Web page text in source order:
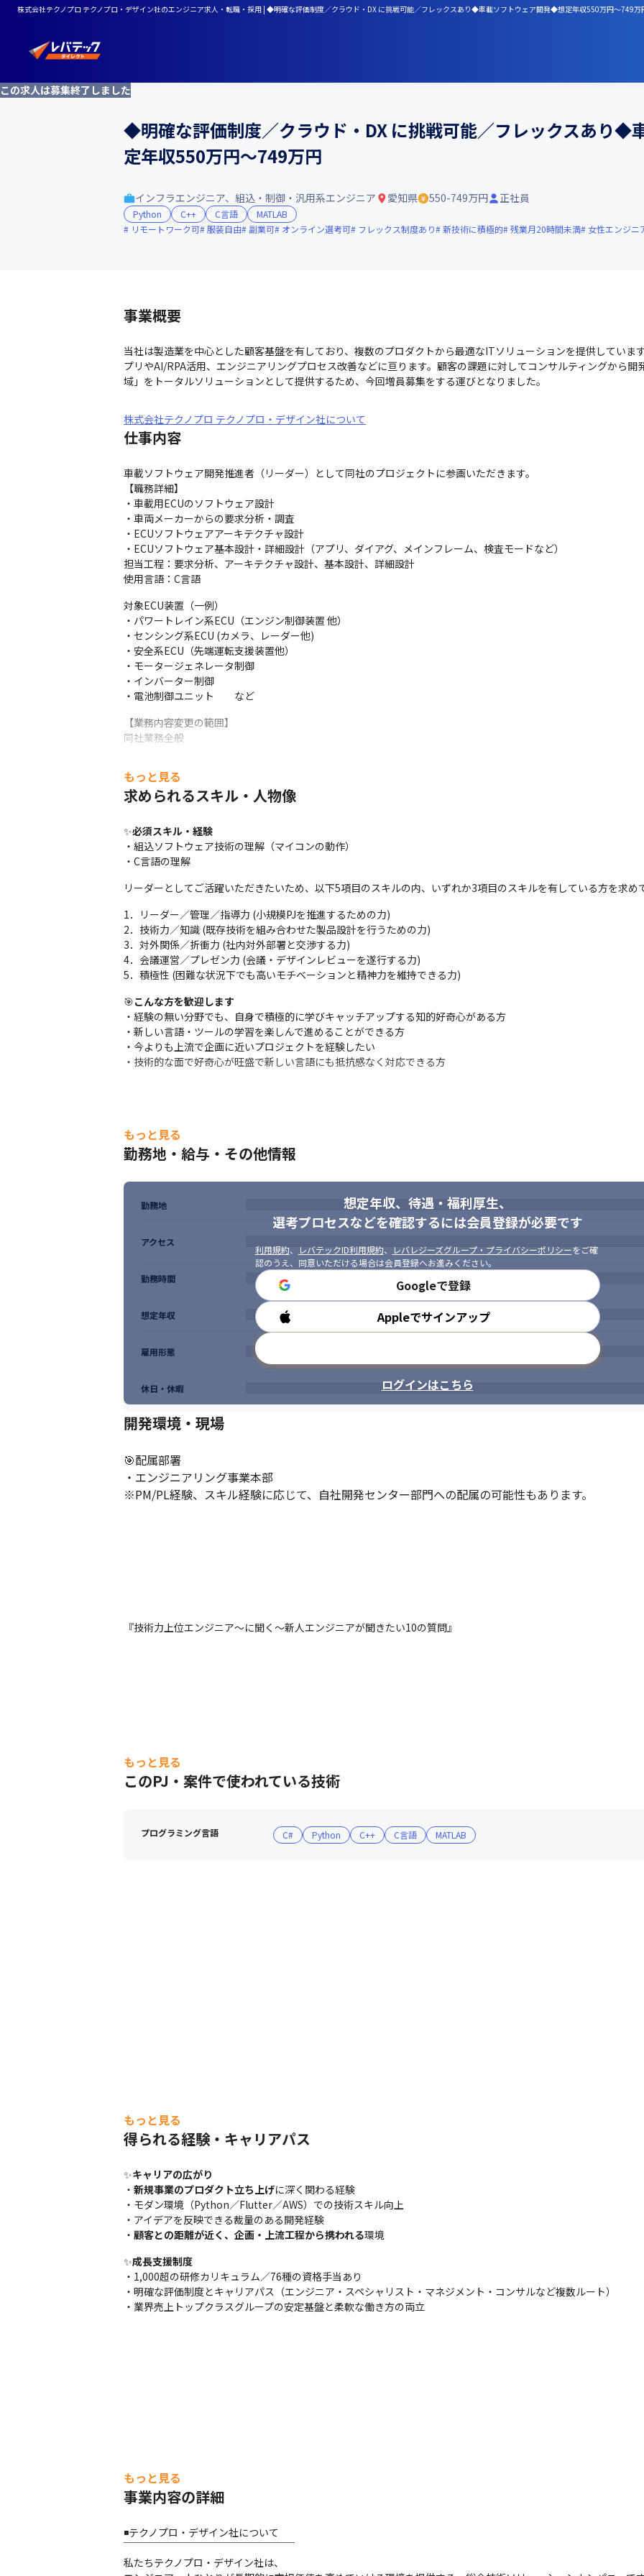
株式会社テクノプロ テクノプロ・デザイン社のエンジニア求人・転職・採用 | ◆明確な評価制度／クラウド・DX に挑戦可能／フレックスあり◆車載ソフトウェア開発◆想定年収550万円～749万
この求人は募集終了しました
◆明確な評価制度／クラウド・DX に挑戦可能／フレックスあり◆
定年収550万円～749万円
インフラエンジニア、組込・制御・汎用系エンジニア 愛知県 550-749万円 正社員
Python C++ C言語
MATLAB
リモートワーク可 服装自由 副業可 オンライン選考可 フレックス制度あり 新技術に積極的 残業月20時間未満 女性エンジニ
事業概要
当社は製造業を中心とした顧客基盤を有しており、複数のプロダクトから最適なITソリューションを提供していま
プリやAI/RPA活用、エンジニアリングプロセス改善などに亘ります。顧客の課題に対してコンサルティングから
域」をトータルソリューションとして提供するため、今回増員募集をする運びとなりました。
株式会社テクノプロ テクノプロ・デザイン社について
仕事内容
車載ソフトウェア開発推進者（リーダー）として同社のプロジェクトに参画いただきます。
【職務詳細】
・車載用ECUのソフトウェア設計
・車両メーカーからの要求分析・調査
・ECUソフトウェアアーキテクチャ設計
・ECUソフトウェア基本設計・詳細設計（アプリ、ダイアグ、メインフレーム、検査モードなど）
担当工程：要求分析、アーキテクチャ設計、基本設計、詳細設計
使用言語：C言語
対象ECU装置（一例）
・パワートレイン系ECU（エンジン制御装置 他）
・センシング系ECU (カメラ、レーダー他)
・安全系ECU（先端運転支援装置他）
・モータージェネレータ制御
・インバーター制御
・電池制御ユニット　　など
【業務内容変更の範囲】
同社業務全般
「10年後も最前線で戦えるキャリア」を実現できる環境があります
【キャリア起点で最適なマッチング】
単に空いている案件に人を当てはめるのではなく、「どんな技術者として成長したいか」というキャリア視点を起
要件定義・設計・検討といった上流工程に関わる機会も多く、言われた通りに手を動かすだけの業務に留まらず、
クト全体に影響を与える役割を担います。
【チーム環境だから、相談・レビューを通じて成長できる】
顧客先での業務においても、テクノプロ・デザイン社の社員がチームとして参画しています。
一人で現場に入り孤立することは少なく、日常的に技術相談やレビュー、ノウハウ共有が行われる環境です。
特定の会社や製品だけに閉じた経験ではなく、業界・技術領域の異なるプロジェクトに関わることで、どこでも通
ことができます。
【長期的にキャリアを築ける働きやすさ】
完全週休2日制、残業月平均10時間程度に加え、寮社宅制度やパパママ育児応援金制度など、ライフステージの変化
【いつでも次の成長を目指せる】
研修カリキュラムは1,000超。
当社は大手メーカー向けに技術者研修を行うほど、先端技術教育に力を入れています。
スキルアップ研修に加え、PM研修やプレゼン研修など100以上のプログラムを通じて、技術力だけでなく、役割を
評価は、「個人の取り組み」＋「顧客・営業・チームリーダーなどからの外部評価」を軸としたコンピテンシー評価
入社時の年収決定はもちろん、入社後の評価基準も明確。
★キャリアデザインアドバイザー制度：
専任の社員がメンターとなり、市場価値向上に向けてあなたをサポートします！
★自己実現委員会：
公募によって選ばれた社員に対し通常の予算や権限を越え、自己実現をサポートする制度です！
もっと見る
求められるスキル・人物像
✨必須スキル・経験
・組込ソフトウェア技術の理解（マイコンの動作）
・C言語の理解
リーダーとしてご活躍いただきたいため、以下5項目のスキルの内、いずれか3項目のスキルを有している方を求め
1．リーダー／管理／指導力 (小規模PJを推進するための力)
2．技術力／知識 (既存技術を組み合わせた製品設計を行うための力)
3．対外関係／折衝力 (社内対外部署と交渉する力)
4．会議運営／プレゼン力 (会議・デザインレビューを遂行する力)
5．積極性 (困難な状況下でも高いモチベーションと精神力を維持できる力)
🎯こんな方を歓迎します
・経験の無い分野でも、自身で積極的に学びキャッチアップする知的好奇心がある方
・新しい言語・ツールの学習を楽しんで進めることができる方
・今よりも上流で企画に近いプロジェクトを経験したい
・技術的な面で好奇心が旺盛で新しい言語にも抵抗感なく対応できる方
もっと見る
勤務地・給与・その他情報
想定年収、待遇・福利厚生、
選考プロセスなどを確認するには会員登録が必要です
利用規約、 レバテックID利用規約、 レバレジーズグループ・プライバシーポリシーをご確
認のうえ、同意いただける場合は会員登録へお進みください。
Googleで登録
Appleでサインアップ
ログインはこちら
勤務地
アクセス
勤務時間
想定年収
雇用形態
休日・休暇
開発環境・現場
🎯配属部署
・エンジニアリング事業本部
※PM/PL経験、スキル経験に応じて、自社開発センター部門への配属の可能性もあります。
『技術力上位エンジニア～に聞く～新人エンジニアが聞きたい10の質問』
もっと見る
このPJ・案件で使われている技術
プログラミング言語 C# Python C++ C言語 MATLAB
もっと見る
得られる経験・キャリアパス
✨キャリアの広がり
・ 新規事業のプロダクト立ち上げに深く関わる経験
・モダン環境（Python／Flutter／AWS）での技術スキル向上
・アイデアを反映できる裁量のある開発経験
・ 顧客との距離が近く、企画・上流工程から携われる環境
✨成長支援制度
・1,000超の研修カリキュラム／76種の資格手当あり
・明確な評価制度とキャリアパス（エンジニア・スペシャリスト・マネジメント・コンサルなど複数ルート）
・業界売上トップクラスグループの安定基盤と柔軟な働き方の両立
もっと見る
事業内容の詳細
◾️テクノプロ・デザイン社について
￣￣￣￣￣￣￣￣￣￣￣￣￣￣￣￣￣
私たちテクノプロ・デザイン社は、